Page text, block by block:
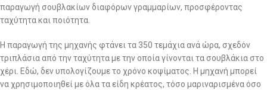
παραγωγή σουβλακίων διαφόρων γραμμαρίων, προσφέροντας
ταχύτητα και ποιότητα.
Η παραγωγή της μηχανής φτάνει τα 350 τεμάχια ανά ώρα, σχεδόν
τριπλάσια από την ταχύτητα με την οποία γίνονται τα σουβλάκια στο
χέρι. Εδώ, δεν υπολογίζουμε το χρόνο κοψίματος. Η μηχανή μπορεί
να χρησιμοποιηθεί με όλα τα είδη κρέατος, τόσο μαριναρισμένα όσο